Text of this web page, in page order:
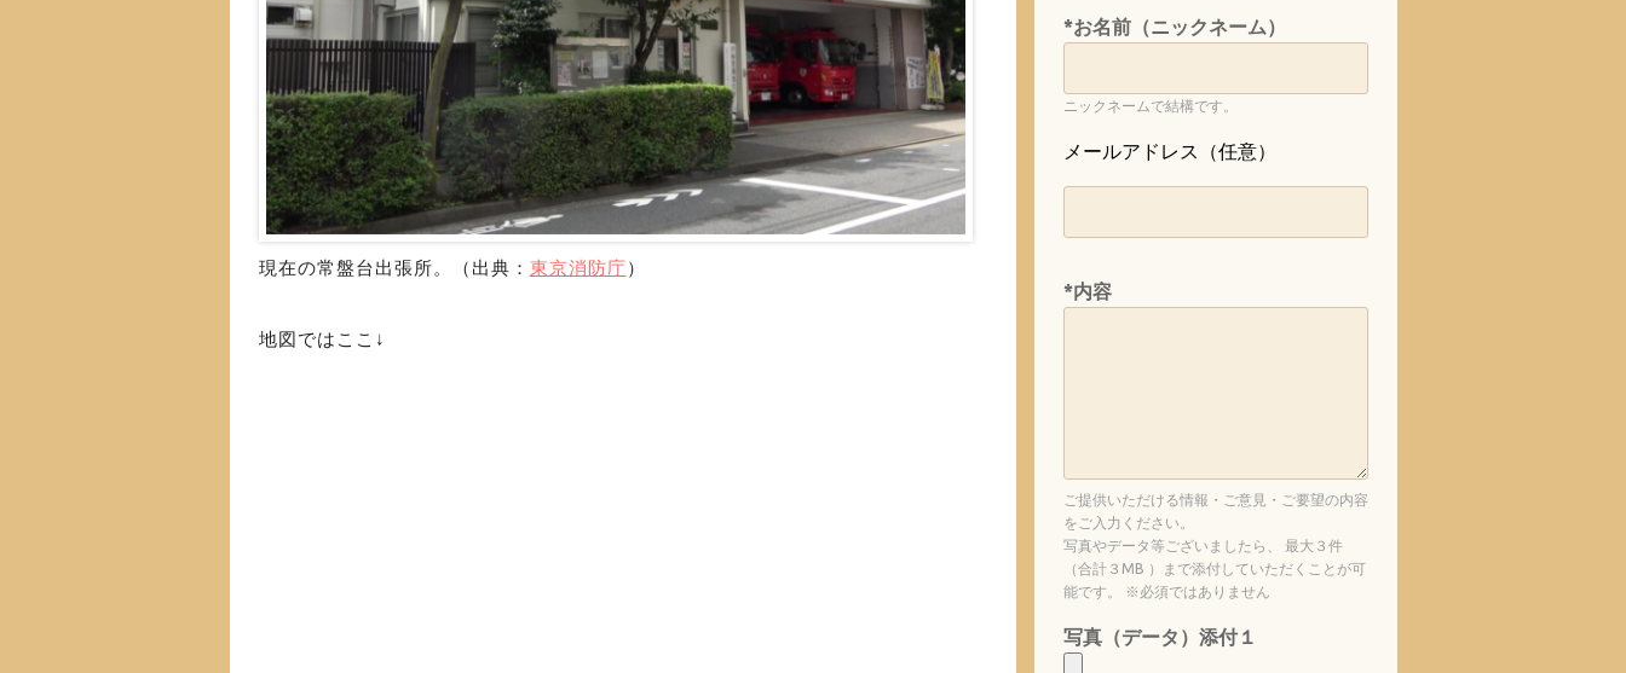
現在の常盤台出張所。（出典： 東京消防庁）
地図ではここ↓
*お名前（ニックネーム）
ニックネームで結構です。
メールアドレス（任意）
*内容
ご提供いただける情報・ご意見・ご要望の内容
をご入力ください。
写真やデータ等ございましたら、 最大３件
（合計３MB ）まで添付していただくことが可
能です。 ※必須ではありません
写真（データ）添付１